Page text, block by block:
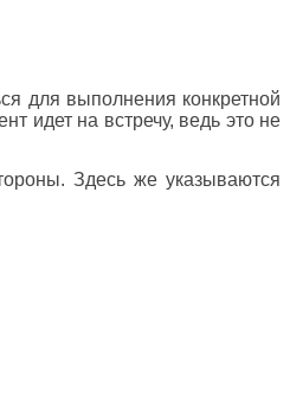
для выполнения конкретной
идет на встречу, ведь это не
Здесь же указываются